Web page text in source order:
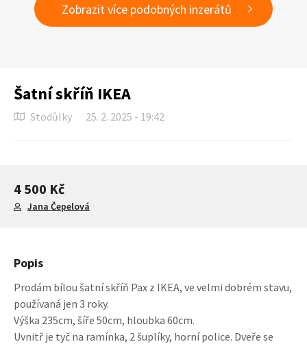
Zobrazit více podobných inzerátů
Šatní skříň IKEA
Stodůlky 25. 2. 2025 - 19:42
4 500 Kč
Jana Čepelová
Popis
Prodám bílou šatní skříň Pax z IKEA, ve velmi dobrém stavu,
používaná jen 3 roky.
Výška 235cm, šíře 50cm, hloubka 60cm.
Uvnitř je tyč na ramínka, 2 šuplíky, horní police. Dveře se